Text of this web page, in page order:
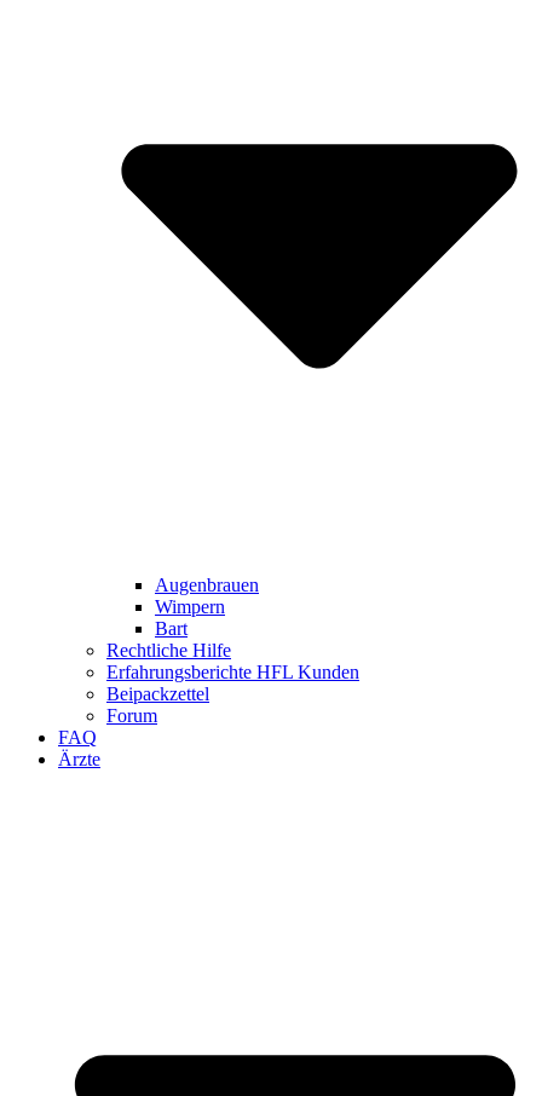
Augenbrauen
Wimpern
Bart
Rechtliche Hilfe
Erfahrungsberichte HFL Kunden
Beipackzettel
Forum
FAQ
Ärzte